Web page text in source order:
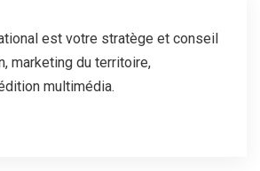
est votre stratège et conseil
marketing du territoire,
multimédia.